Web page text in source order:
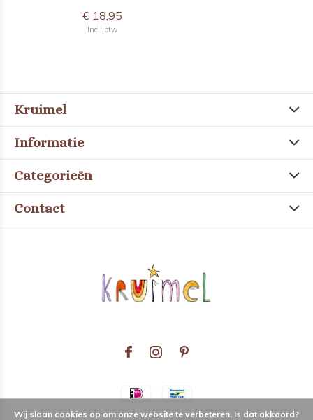
€ 18,95
Incl. btw
Kruimel
Informatie
Categorieën
Contact
Wij slaan cookies op om onze website te verbeteren. Is dat akkoord?